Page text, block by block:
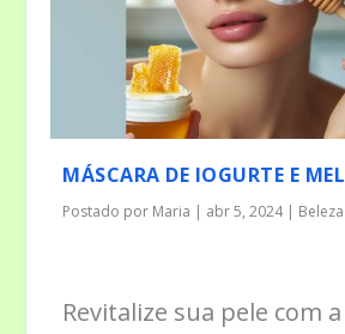
MÁSCARA DE IOGURTE E MEL
Postado por Maria | abr 5, 2024| Beleza
Revitalize sua pele com